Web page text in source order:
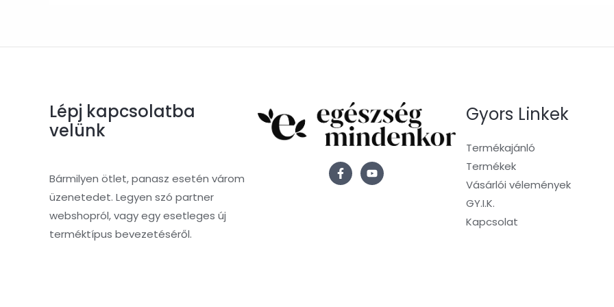
Lépj kapcsolatba
velünk
Bármilyen ötlet, panasz esetén várom
üzenetedet. Legyen szó partner
webshopról, vagy egy esetleges új
terméktípus bevezetéséről.
Gyors Linkek
Termékajánló
Termékek
Vásárlói vélemények
GY.I.K.
Kapcsolat